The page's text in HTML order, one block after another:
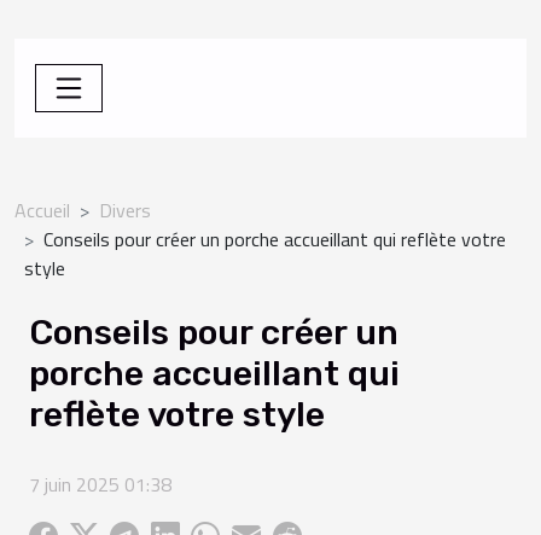
Accueil
Divers
Conseils pour créer un porche accueillant qui reflète votre
style
Conseils pour créer un
porche accueillant qui
reflète votre style
7 juin 2025 01:38